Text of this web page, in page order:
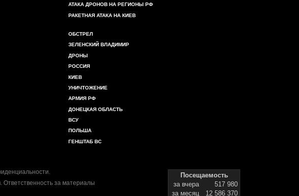
АТАКА ДРОНОВ НА РЕГИОНЫ РФ
РАКЕТНАЯ АТАКА НА КИЕВ
ОБСТРЕЛ
ЗЕЛЕНСКИЙ ВЛАДИМИР
ДРОНЫ
РОССИЯ
КИЕВ
УНИЧТОЖЕНИЕ
АРМИЯ РФ
ДОНЕЦКАЯ ОБЛАСТЬ
ВСУ
ПОЛЬША
ГЕНШТАБ ВС
.
за материалы
Посещаемость
за вчера
517 980
за месяц
12 586 370